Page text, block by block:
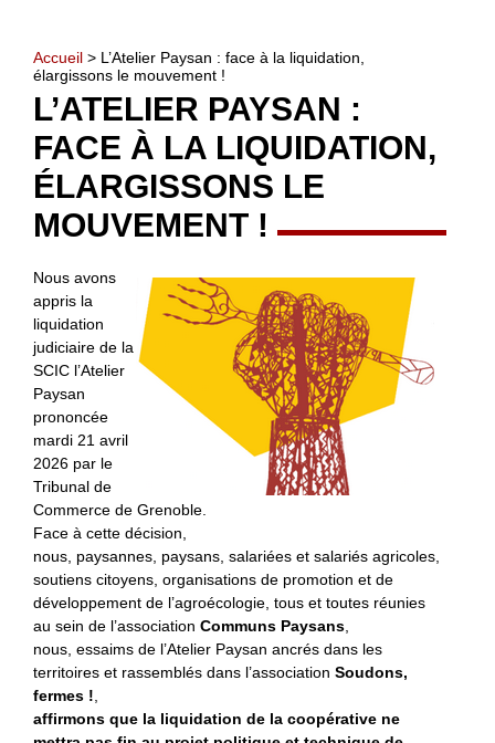
Accueil > L’Atelier Paysan : face à la liquidation,
élargissons le mouvement !
L’ATELIER PAYSAN :
FACE À LA LIQUIDATION,
ÉLARGISSONS LE
MOUVEMENT !
Nous avons
appris la
liquidation
judiciaire de la
SCIC l’Atelier
Paysan
prononcée
mardi 21 avril
2026 par le
Tribunal de
Commerce de Grenoble.
Face à cette décision,
nous, paysannes, paysans, salariées et salariés agricoles,
soutiens citoyens, organisations de promotion et de
développement de l’agroécologie, tous et toutes réunies
au sein de l’association Communs Paysans
nous, essaims de l’Atelier Paysan ancrés dans les
territoires et rassemblés dans l’association Soudons,
fermes !
affirmons que la liquidation de la coopérative ne